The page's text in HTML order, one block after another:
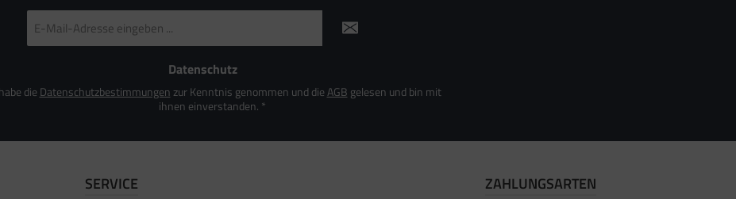
Mail-
Adresse
Datenschutz
die Datenschutzbestimmungenzur Kenntnis genommen und dieAGB gelesen und bin mit
ihnen einverstanden. *
SERVICE ZAHLUNGSARTEN